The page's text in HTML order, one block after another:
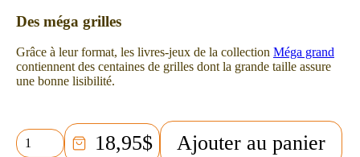
Des méga grilles
Grâce à leur format, les livres-jeux de la collection Méga grand
contiennent des centaines de grilles dont la grande taille assure
une bonne lisibilité.
quantité
de
18,95$ Ajouter au panier